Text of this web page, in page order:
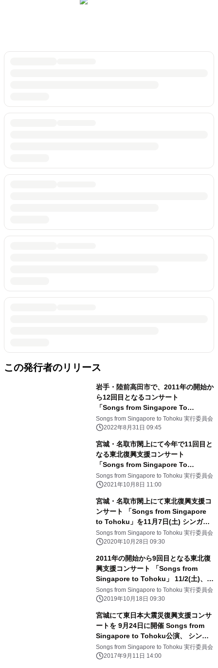
この発行者のリリース
岩手・陸前高田市で、2011年の開始か
ら12回目となるコンサート
「Songs from Singapore To
Tohoku 2022」9/18(日)開催
Songs from Singapore to Tohoku 実行委員会
2022年8月31日 09:45
宮城・名取市閖上にて今年で11回目と
なる東北復興支援コンサート
「Songs from Singapore To
Tohoku」を開催 10月16日(土)、シ
ンガポールよりオンライン無料配信
Songs from Singapore to Tohoku 実行委員会
2021年10月8日 11:00
宮城・名取市閖上にて東北復興支援コ
ンサート 「Songs from Singapore
to Tohoku」を11月7日(土) シンガポ
ールよりオンライン配信にて開催
Songs from Singapore to Tohoku 実行委員会
2020年10月28日 09:30
2011年の開始から9回目となる東北復
興支援コンサート 「Songs from
Singapore to Tohoku」 11/2(土)、
11/3(日)に宮城県・岩手県で開催
Songs from Singapore to Tohoku 実行委員会
2019年10月18日 09:30
宮城にて東日本大震災復興支援コンサ
ートを 9月24日に開催 Songs from
Singapore to Tohoku公演、 シンガ
ポールより7年連続で実施
Songs from Singapore to Tohoku 実行委員会
2017年9月11日 14:00